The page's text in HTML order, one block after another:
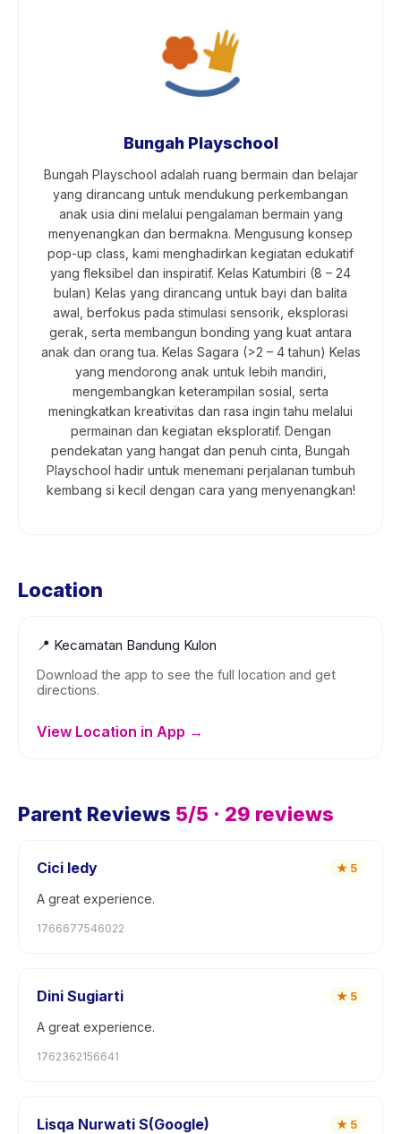
Bungah Playschool
Bungah Playschool adalah ruang bermain dan belajar
yang dirancang untuk mendukung perkembangan
anak usia dini melalui pengalaman bermain yang
menyenangkan dan bermakna. Mengusung konsep
pop-up class, kami menghadirkan kegiatan edukatif
yang fleksibel dan inspiratif. Kelas Katumbiri (8 – 24
bulan) Kelas yang dirancang untuk bayi dan balita
awal, berfokus pada stimulasi sensorik, eksplorasi
gerak, serta membangun bonding yang kuat antara
anak dan orang tua. Kelas Sagara (>2 – 4 tahun) Kelas
yang mendorong anak untuk lebih mandiri,
mengembangkan keterampilan sosial, serta
meningkatkan kreativitas dan rasa ingin tahu melalui
permainan dan kegiatan eksploratif. Dengan
pendekatan yang hangat dan penuh cinta, Bungah
Playschool hadir untuk menemani perjalanan tumbuh
kembang si kecil dengan cara yang menyenangkan!
Location
📍 Kecamatan Bandung Kulon
Download the app to see the full location and get
directions.
View Location in App →
Parent Reviews 5/5 · 29 reviews
Cici ledy ★ 5
A great experience.
1766677546022
Dini Sugiarti ★ 5
A great experience.
1762362156641
Lisqa Nurwati S(Google) ★ 5